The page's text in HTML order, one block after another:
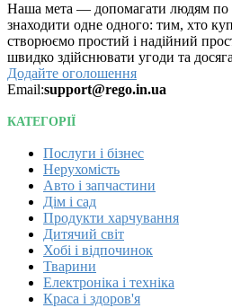
Наша мета — допомагати людям по
знаходити одне одного: тим, хто
створюємо простий і надійний
швидко здійснювати угоди та
Додайте оголошення
Email:support@rego.in.ua
КАТЕГОРІЇ
Послуги і бізнес
Нерухомість
Авто і запчастини
Дім і сад
Продукти харчування
Дитячий світ
Хобі і відпочинок
Тварини
Електроніка і техніка
Краса і здоров'я